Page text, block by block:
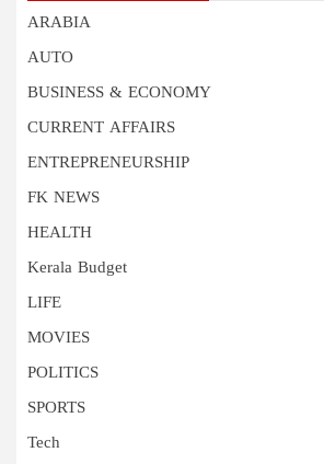
ARABIA
AUTO
BUSINESS & ECONOMY
CURRENT AFFAIRS
ENTREPRENEURSHIP
FK NEWS
HEALTH
Kerala Budget
LIFE
MOVIES
POLITICS
SPORTS
Tech